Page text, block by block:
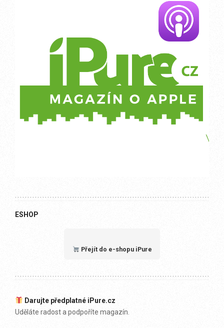
ESHOP
Přejít do e-shopu iPure
Darujte předplatné iPure.cz
Uděláte radost a podpoříte magazín.